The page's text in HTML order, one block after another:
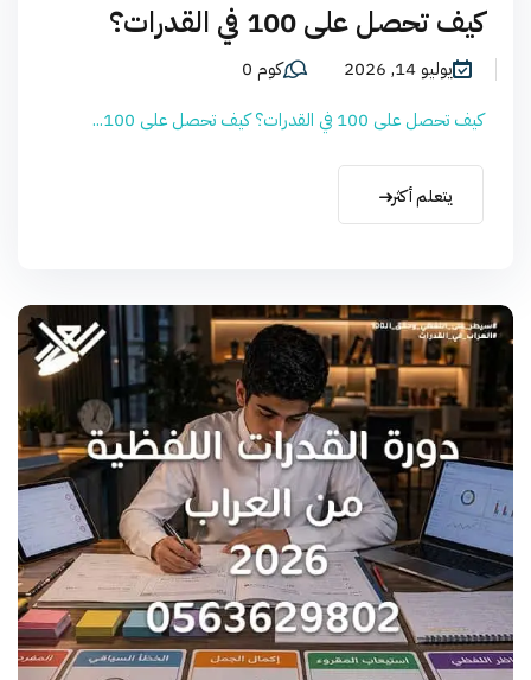
كيف تحصل على 100 في القدرات؟
يوليو 14, 2026
كوم 0
كيف تحصل على 100 في القدرات؟ كيف تحصل على 100...
يتعلم أكثر